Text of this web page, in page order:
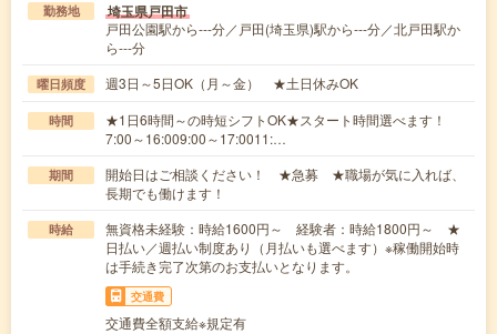
勤務地 埼玉県戸田市
戸田公園駅から---分／戸田(埼玉県)駅から---分／北戸田駅か
ら---分
曜日頻度 週3日～5日OK（月～金） ★土日休みOK
時間
★1日6時間～の時短シフトOK★スタート時間選べます！
7:00～16:009:00～17:0011:…
期間
開始日はご相談ください！ ★急募 ★職場が気に入れば、
長期でも働けます！
時給
無資格未経験：時給1600円～ 経験者：時給1800円～ ★
日払い／週払い制度あり（月払いも選べます）※稼働開始時
は手続き完了次第のお支払いとなります。
交通費
交通費全額支給※規定有